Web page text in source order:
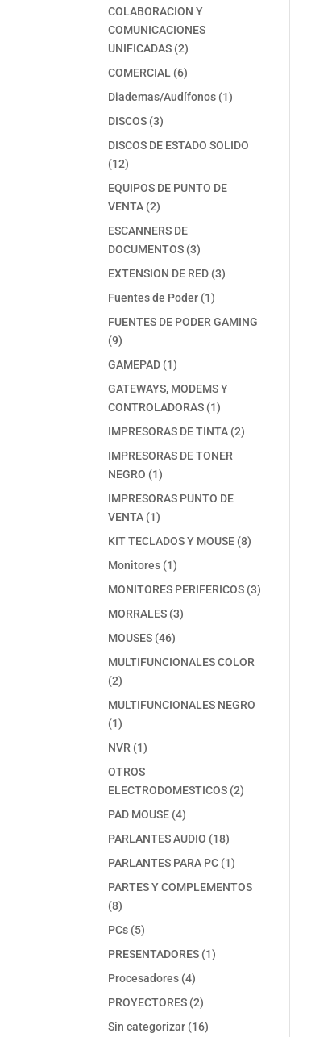
COLABORACION Y
COMUNICACIONES
UNIFICADAS 22
productos
COMERCIAL 66
productos
Diademas/Audífonos 11
DISCOS 33
productos
DISCOS DE ESTADO SOLIDO
1212
productos
EQUIPOS DE PUNTO DE
VENTA 22
productos
ESCANNERS DE
DOCUMENTOS 33
productos
EXTENSION DE RED 33
Fuentes de Poder 11
producto
FUENTES DE PODER GAMING
99
productos
GAMEPAD 11
producto
GATEWAYS, MODEMS Y
CONTROLADORAS 11
producto
IMPRESORAS DE TINTA 22
IMPRESORAS DE TONER
NEGRO
11
producto
IMPRESORAS PUNTO DE
VENTA 11
producto
KIT TECLADOS Y MOUSE 88
Monitores 11
producto
MONITORES PERIFERICOS 33
MORRALES 33
MOUSES 4646
productos
MULTIFUNCIONALES COLOR
22
productos
MULTIFUNCIONALES NEGRO
11
producto
NVR 11
producto
OTROS
ELECTRODOMESTICOS 22
PAD MOUSE 44
productos
PARLANTES AUDIO 1818
productos
PARLANTES PARA PC 11
producto
PARTES Y COMPLEMENTOS
88
productos
PCs 55
productos
PRESENTADORES 11
Procesadores 44
productos
PROYECTORES 22
productos
Sin categorizar 1616